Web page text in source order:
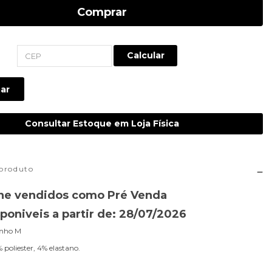
Comprar
Calcular
Consultar Estoque em Loja Física
vendidos como Pré Venda
a partir de: 28/07/2026
M
poliester, 4% elastano.